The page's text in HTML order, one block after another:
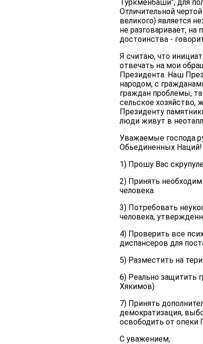
Туркменбаши”, для
Отличительной
великого) является
не разговаривает, на
достоинства -
Я считаю, что
отвечать на мои
Президента. Наш
народом, с
граждан проблемы,
сельское хозяйство,
Президенту
люди живут в
Уважаемые господа
Обьединенных Наций!
1) Прошу Вас
2) Принять
человека.
3) Потребовать
человека,
4) Проверить все
диспансеров для
5) Разместить на
6) Реально защитить
Хякимов)
7) Принять
демократизация,
освободить от опеки
С уважением,